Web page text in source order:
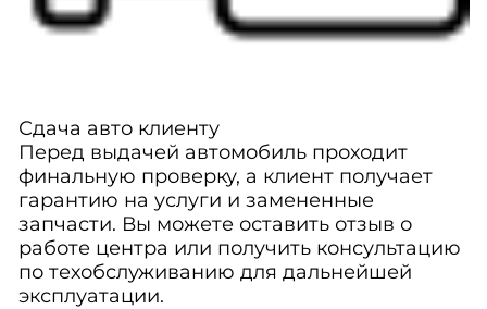
Сдача авто клиенту
Перед выдачей автомобиль проходит
финальную проверку, а клиент получает
гарантию на услуги и замененные
запчасти. Вы можете оставить отзыв о
работе центра или получить консультацию
по техобслуживанию для дальнейшей
эксплуатации.